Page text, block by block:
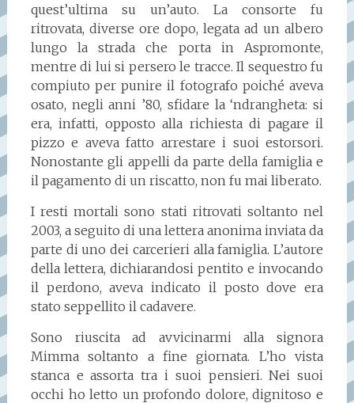
quest’ultima su un’auto. La consorte fu
ritrovata, diverse ore dopo, legata ad un albero
lungo la strada che porta in Aspromonte,
mentre di lui si persero le tracce. Il sequestro fu
compiuto per punire il fotografo poiché aveva
osato, negli anni ’80, sfidare la ‘ndrangheta: si
era, infatti, opposto alla richiesta di pagare il
pizzo e aveva fatto arrestare i suoi estorsori.
Nonostante gli appelli da parte della famiglia e
il pagamento di un riscatto, non fu mai liberato.
I resti mortali sono stati ritrovati soltanto nel
2003, a seguito di una lettera anonima inviata da
parte di uno dei carcerieri alla famiglia. L’autore
della lettera, dichiarandosi pentito e invocando
il perdono, aveva indicato il posto dove era
stato seppellito il cadavere.
Sono riuscita ad avvicinarmi alla signora
Mimma soltanto a fine giornata. L’ho vista
stanca e assorta tra i suoi pensieri. Nei suoi
occhi ho letto un profondo dolore, dignitoso e